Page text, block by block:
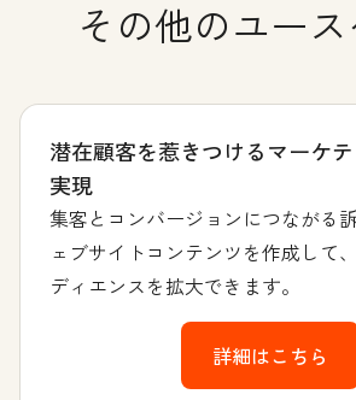
その他のユー
潜在顧客を惹きつけるマーケ
実現
集客とコンバージョンにつながる
ェブサイトコンテンツを作成して
ディエンスを拡大できます。
詳細はこちら